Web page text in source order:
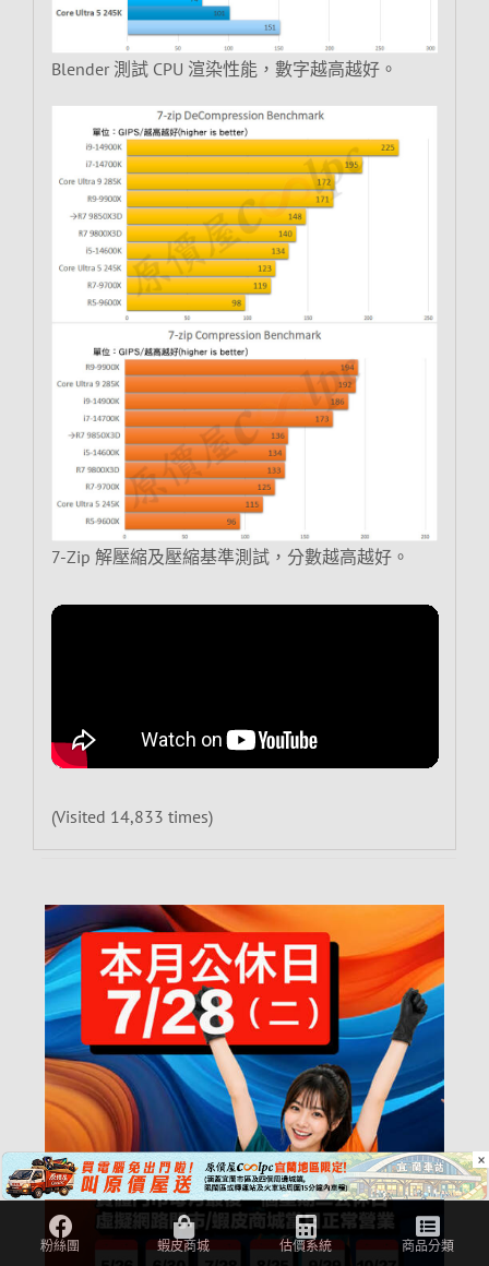
Blender 測試 CPU 渲染性能，數字越高越好。
7-Zip 解壓縮及壓縮基準測試，分數越高越好。
(Visited 14,833 times)
×